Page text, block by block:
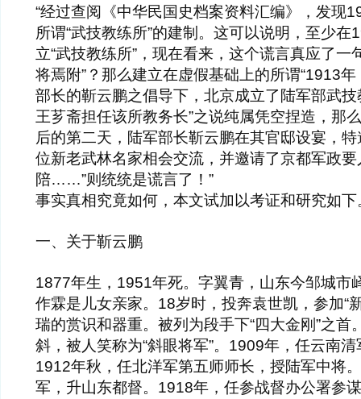
“经过查阅《中华民国史档案资料汇编》，发现
所谓“武技教练所”的建制。这可以说明，至少
立“武技教练所”，现在看来，这个谎言真应了一
将焉附”？那么建立在虚假基础上的所谓“1913
部长的靳云鹏之倡导下，北京成立了陆军部武
王芗斋担任该所教务长”之说纯属凭空捏造，那
后的第二天，陆军部长靳云鹏在其官邸设宴，
位新老武林名家相会交流，并邀请了京都军政
陪……”则统统是谎言了！”
事实真相究竟如何，本文试加以考证和研究如
一、关于靳云鹏
1877年生，1951年死。字翼青，山东今邹城市
作霖是儿女亲家。18岁时，投奔袁世凯，参加“
瑞的赏识和器重。被列为段手下“四大金刚”之首
斜，被人笑称为“斜眼将军”。1909年，任云南
1912年秋，任北洋军第五师师长，授陆军中将
军，升山东都督。1918年，任参战督办公署参